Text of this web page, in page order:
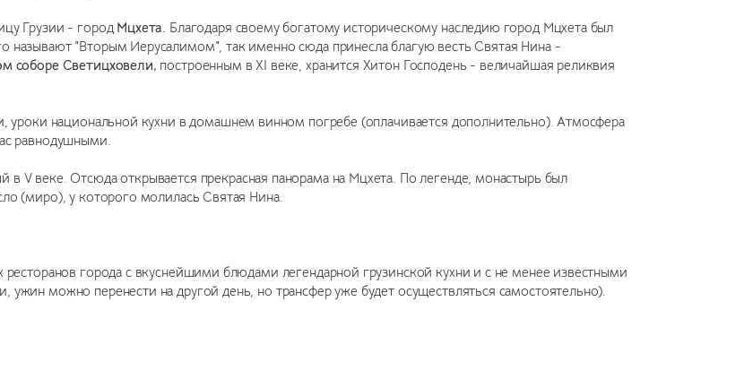
Грузии - город Мцхета. Благодаря своему богатому историческому наследию город Мцхета был
"Вторым Иерусалимом", так именно сюда принесла благую весть Святая Нина -
соборе Светицховели, построенным в XI веке, хранится Хитон Господень - величайшая реликвия
уроки национальной кухни в домашнем винном погребе (оплачивается дополнительно). Атмосфера
равнодушными.
в V веке. Отсюда открывается прекрасная панорама на Мцхета. По легенде, монастырь был
(миро), у которого молилась Святая Нина.
города с вкуснейшими блюдами легендарной грузинской кухни и с не менее известными
можно перенести на другой день, но трансфер уже будет осуществляться самостоятельно).